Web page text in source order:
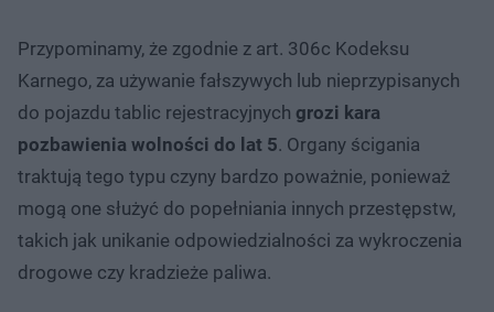
Przypominamy, że zgodnie z art. 306c Kodeksu
Karnego, za używanie fałszywych lub nieprzypisanych
do pojazdu tablic rejestracyjnych grozi kara
pozbawienia wolności do lat 5. Organy ścigania
traktują tego typu czyny bardzo poważnie, ponieważ
mogą one służyć do popełniania innych przestępstw,
takich jak unikanie odpowiedzialności za wykroczenia
drogowe czy kradzieże paliwa.